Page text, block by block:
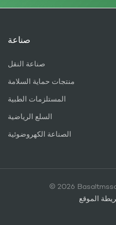
صناعة
صناعة النقل
منتجات حماية السلامة
المستلزمات الطبية
السلع الرياضية
الصناعة الكهروضوئية